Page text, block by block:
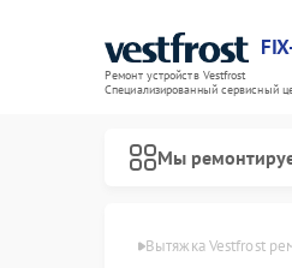
Ремонт устройств Vestfrost
Специализированный cервисный
Мы
Vestfrost в Москве Вытяжка Vestfrost